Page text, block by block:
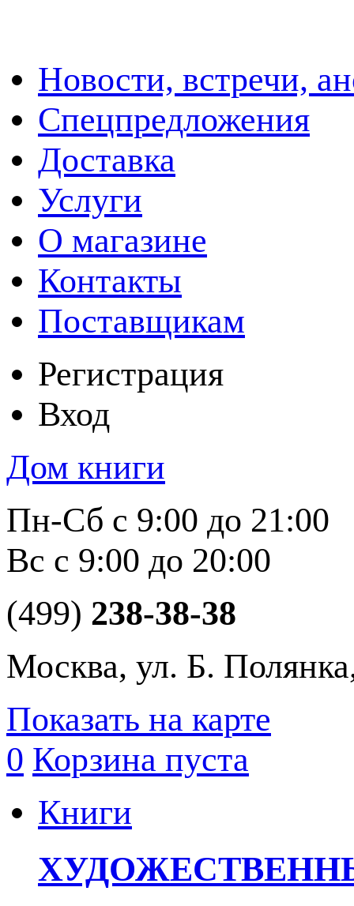
Новости, встречи,
Спецпредложения
Доставка
Услуги
О магазине
Контакты
Поставщикам
Регистрация
Вход
Дом книги
Пн-Сб с 9:00 до 21:00
Вс с 9:00 до 20:00
(499) 238-38-38
Москва, ул. Б.
Показать на карте
0 Корзина пуста
Книги